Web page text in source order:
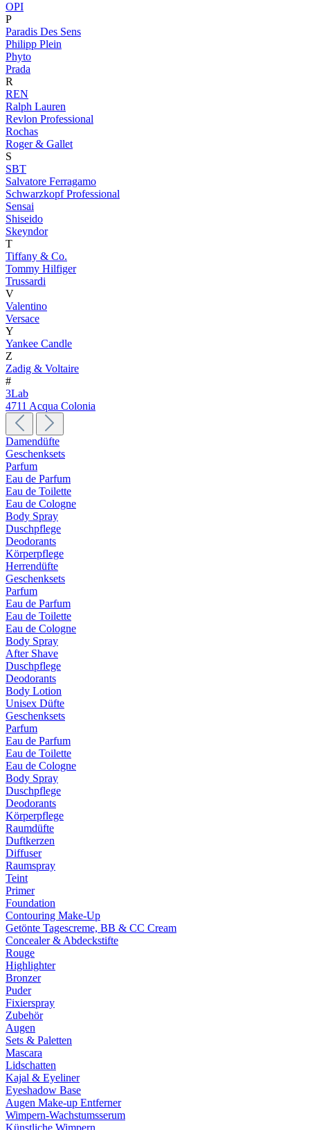
OPI
P
Paradis Des Sens
Philipp Plein
Phyto
Prada
R
REN
Ralph Lauren
Revlon Professional
Rochas
Roger & Gallet
S
SBT
Salvatore Ferragamo
Schwarzkopf Professional
Sensai
Shiseido
Skeyndor
T
Tiffany & Co.
Tommy Hilfiger
Trussardi
V
Valentino
Versace
Y
Yankee Candle
Z
Zadig & Voltaire
#
3Lab
4711 Acqua Colonia
Damendüfte
Geschenksets
Parfum
Eau de Parfum
Eau de Toilette
Eau de Cologne
Body Spray
Duschpflege
Deodorants
Körperpflege
Herrendüfte
Geschenksets
Parfum
Eau de Parfum
Eau de Toilette
Eau de Cologne
Body Spray
After Shave
Duschpflege
Deodorants
Body Lotion
Unisex Düfte
Geschenksets
Parfum
Eau de Parfum
Eau de Toilette
Eau de Cologne
Body Spray
Duschpflege
Deodorants
Körperpflege
Raumdüfte
Duftkerzen
Diffuser
Raumspray
Teint
Primer
Foundation
Contouring Make-Up
Getönte Tagescreme, BB & CC Cream
Concealer & Abdeckstifte
Rouge
Highlighter
Bronzer
Puder
Fixierspray
Zubehör
Augen
Sets & Paletten
Mascara
Lidschatten
Kajal & Eyeliner
Eyeshadow Base
Augen Make-up Entferner
Wimpern-Wachstumsserum
Künstliche Wimpern